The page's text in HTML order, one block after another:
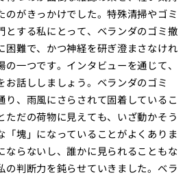
のがきっかけでした。特殊清掃やゴミ
とする私にとって、ベランダのゴミ撤
困難で、かつ神経を研ぎ澄まさなけれ
一つです。インタビューを通じて、
お話ししましょう。ベランダのゴミ
り、雨風にさらされて固着しているこ
ただの荷物に見えても、いざ動かそう
「塊」になっていることがよくありま
ならないし、誰かに見られることもな
の判断力を鈍らせていきました。ベラ